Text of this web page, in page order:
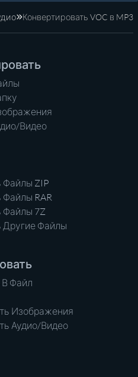
Конвертировать VOC в MP3
Видео
Файлы ZIP
Файлы RAR
Файлы 7Z
Другие Файлы
В Файл
Изображения
Аудио/Видео